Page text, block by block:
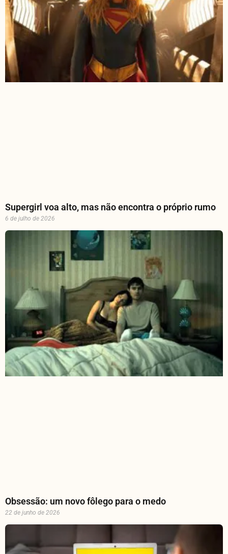
Supergirl voa alto, mas não encontra o próprio rumo
6 de julho de 2026
Obsessão: um novo fôlego para o medo
22 de junho de 2026